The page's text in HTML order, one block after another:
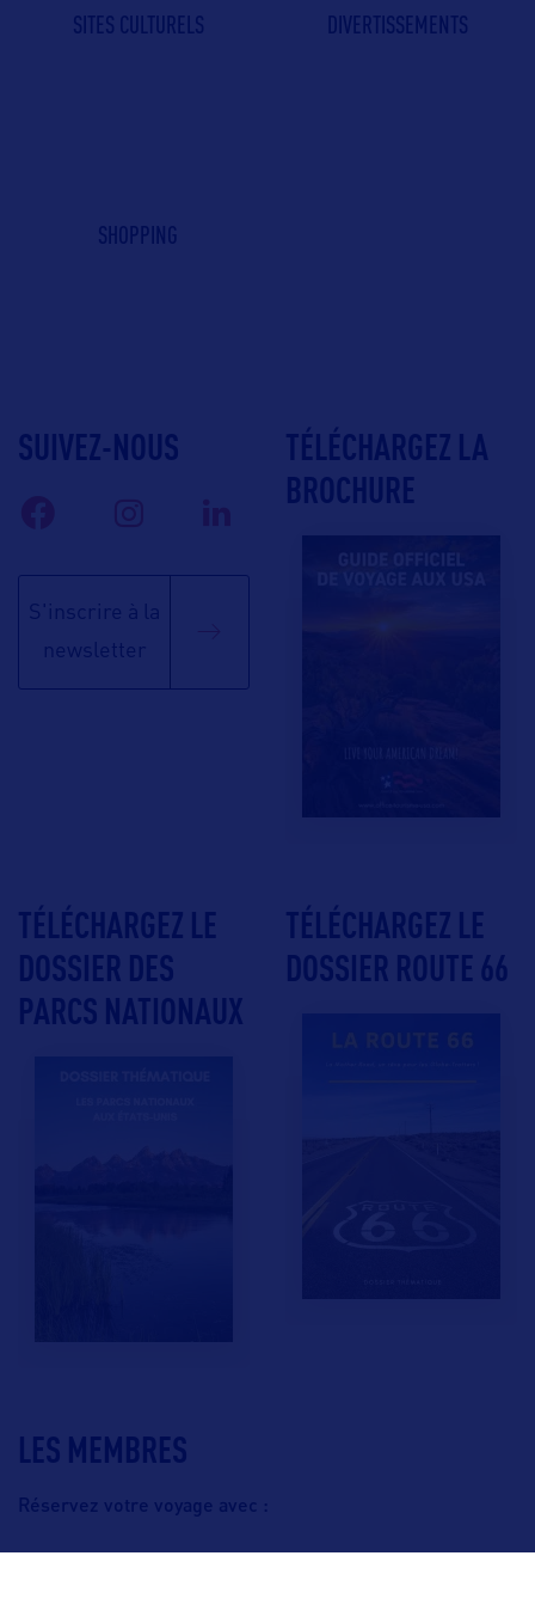
SITES CULTURELS DIVERTISSEMENTS
SHOPPING
LES MEMBRES
Réservez votre voyage avec :
SUIVEZ-NOUS
S'inscrire à la
newsletter
TÉLÉCHARGEZ LA
BROCHURE
TÉLÉCHARGEZ LE
DOSSIER DES
PARCS NATIONAUX
TÉLÉCHARGEZ LE
DOSSIER ROUTE 66